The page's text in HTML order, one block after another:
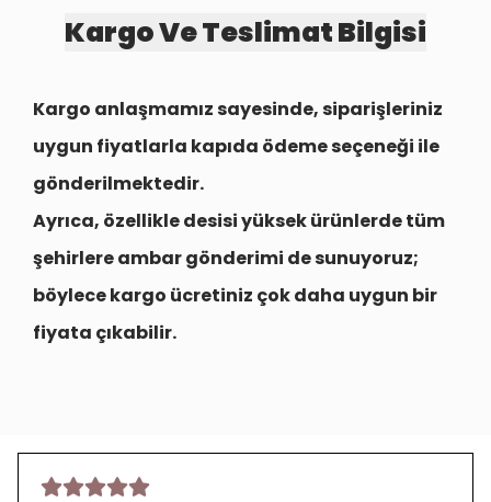
Kargo Ve Teslimat Bilgisi
Kargo anlaşmamız sayesinde, siparişleriniz
uygun fiyatlarla kapıda ödeme seçeneği ile
gönderilmektedir.
Ayrıca, özellikle desisi yüksek ürünlerde tüm
şehirlereambar gönderimi de sunuyoruz;
böylece kargo ücretiniz çok daha uygun bir
fiyata çıkabilir.